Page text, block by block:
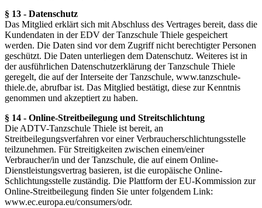
§ 13 - Datenschutz
Das Mitglied erklärt sich mit Abschluss des Vertrages bereit, dass die
Kundendaten in der EDV der Tanzschule Thiele gespeichert
werden. Die Daten sind vor dem Zugriff nicht berechtigter Personen
geschützt. Die Daten unterliegen dem Datenschutz. Weiteres ist in
der ausführlichen Datenschutzerklärung der Tanzschule Thiele
geregelt, die auf der Interseite der Tanzschule, www.tanzschule-
thiele.de, abrufbar ist. Das Mitglied bestätigt, diese zur Kenntnis
genommen und akzeptiert zu haben.
§ 14 - Online-Streitbeilegung und Streitschlichtung
Die ADTV-Tanzschule Thiele ist bereit, an
Streitbeilegungsverfahren vor einer Verbraucherschlichtungsstelle
teilzunehmen. Für Streitigkeiten zwischen einem/einer
Verbraucher/in und der Tanzschule, die auf einem Online-
Dienstleistungsvertrag basieren, ist die europäische Online-
Schlichtungsstelle zuständig. Die Plattform der EU-Kommission zur
Online-Streitbeilegung finden Sie unter folgendem Link:
www.ec.europa.eu/consumers/odr.